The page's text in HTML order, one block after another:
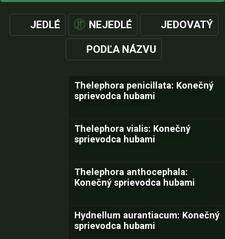
JEDLÉ NEJEDLÉ JEDOVATÝ
PODĽA NÁZVU
Thelephora penicillata: Konečný
sprievodca hubami
Thelephora vialis: Konečný
sprievodca hubami
Thelephora anthocephala:
Konečný sprievodca hubami
Hydnellum aurantiacum: Konečný
sprievodca hubami